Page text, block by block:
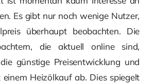
Es gibt nur noch wenige Nutzer,
überhaupt beobachten. Die
die aktuell online sind,
günstige Preisentwicklung und
einem Heizölkauf ab. Dies spiegelt